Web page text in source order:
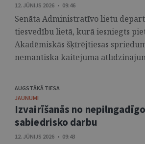
12. JŪNIJS 2026 • 09:46
Senāta Administratīvo lietu
tiesvedību lietā, kurā iesniegts
Akadēmiskās šķīrējtiesas
nemantiskā kaitējuma
AUGSTĀKĀ TIESA
JAUNUMI
Izvairīšanās no
sabiedrisko darbu
12. JŪNIJS 2026 • 09:43